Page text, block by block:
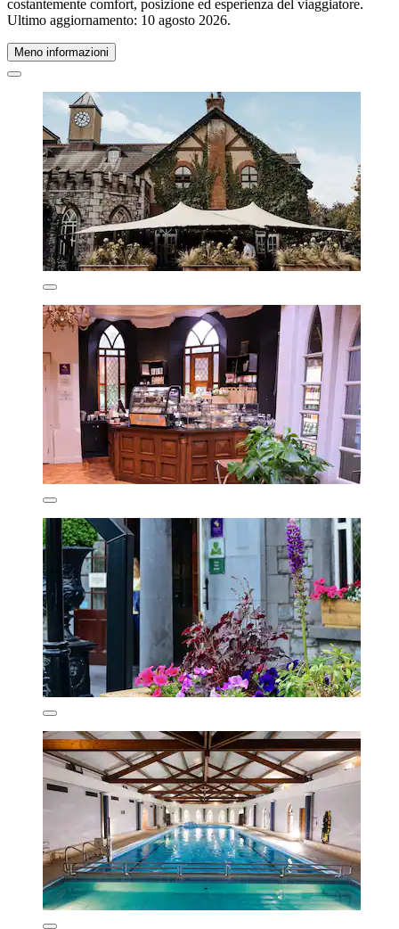
costantemente comfort, posizione ed esperienza del viaggiatore.
Ultimo aggiornamento: 10 agosto 2026.
Meno informazioni